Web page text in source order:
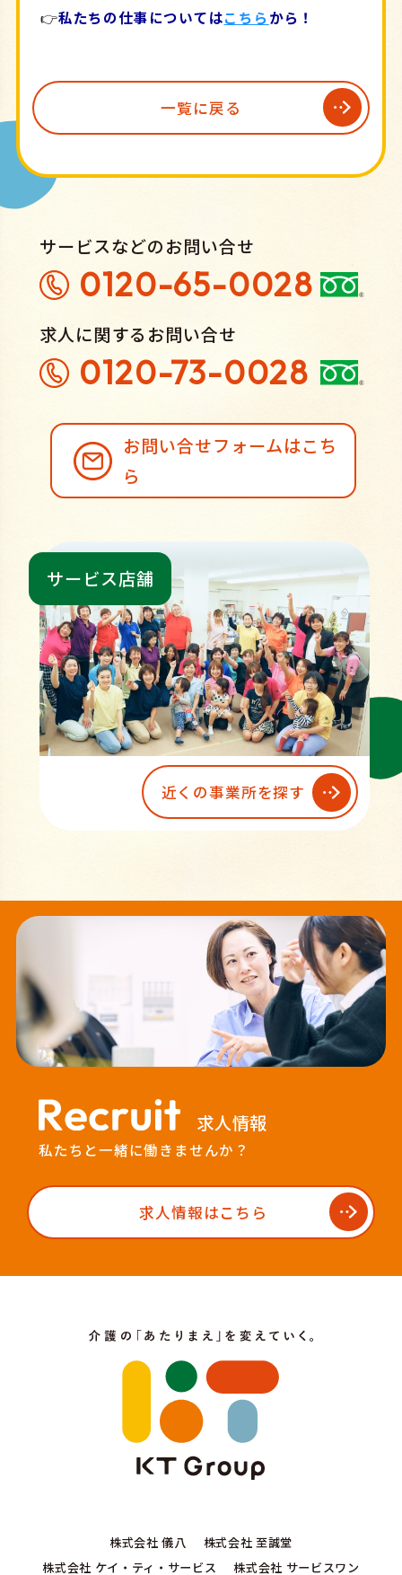
👉私たちの仕事についてはこちらから！
一覧に戻る
サービスなどのお問い合せ
0120-65-0028
求人に関するお問い合せ
0120-73-0028
お問い合せフォームはこち
ら
サービス店舗
近くの事業所を探す
求人情報
私たちと一緒に働きませんか？
求人情報はこちら
株式会社 儀八
株式会社 至誠堂
株式会社 ケイ・ティ・サービス
株式会社 サービスワン